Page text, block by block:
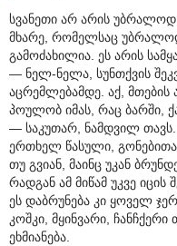
სვანეთი არ არის
მხარე, რომელსაც
გამოძახილია. ეს არის
— ნელ-ნელა, სუნთქვის
აცრემლებამდე. აქ, მთების
პოულობ იმას, რაც ბარში,
— საკუთარ, ნამდვილ თავს.
ერთხელ წასული,
თუ გვიან, მაინც უკან
რადგან ამ მიწამ უკვე
ეს დაბრუნება კი ყოველ
კოშკი, მყინვარი, ჩანჩქერი
ეხმიანება.